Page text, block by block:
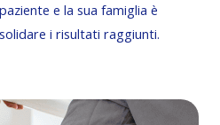
e la sua famiglia è
i risultati raggiunti.